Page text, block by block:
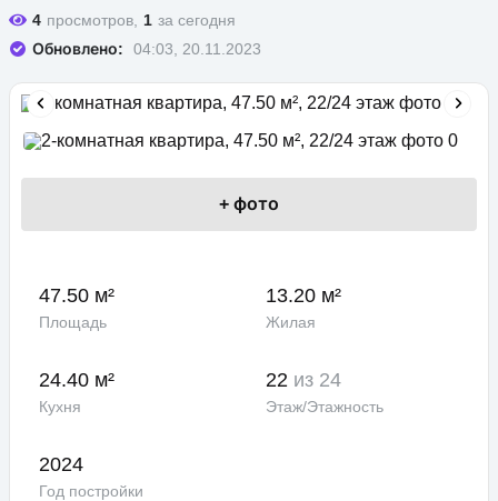
4 просмотров, 1 за сегодня
Обновлено:
04:03, 20.11.2023
+ фото
47.50 м²
Площадь
13.20 м²
Жилая
24.40 м²
Кухня
22 из 24
Этаж/Этажность
2024
Год постройки